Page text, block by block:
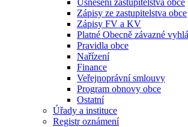
Zápisy ze zastupitelstva obce
Zápisy FV a KV
Platné Obecně závazné
Pravidla obce
Nařízení
Finance
Veřejnoprávní smlouvy
Program obnovy obce
Ostatní
Úřady a instituce
Registr oznámení